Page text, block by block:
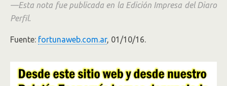
—Esta nota fue publicada en la Edición Impresa del Diaro
Perfil.
Fuente: fortunaweb.com.ar, 01/10/16.